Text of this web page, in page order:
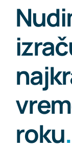
roku.